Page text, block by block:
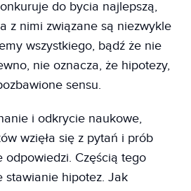
do bycia najlepszą,
z nimi związane są niezwykle
wszystkiego, bądź że nie
nie oznacza, że hipotezy,
sensu.
i odkrycie naukowe,
wzięła się z pytań i prób
odpowiedzi. Częścią tego
stawianie hipotez. Jak